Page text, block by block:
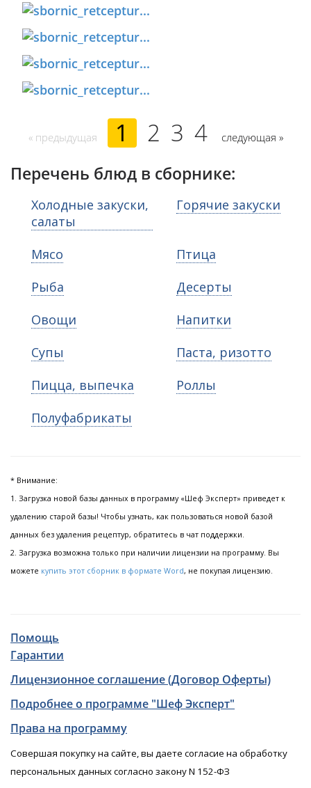
« предыдущая 1 2 3 4 следующая »
Перечень блюд в сборнике:
Холодные закуски,
салаты
Горячие закуски
Мясо
Птица
Рыба
Десерты
Овощи
Напитки
Супы
Паста, ризотто
Пицца, выпечка
Роллы
Полуфабрикаты
* Внимание:
1. Загрузка новой базы данных в программу «Шеф Эксперт» приведет к
удалению старой базы! Чтобы узнать, как пользоваться новой базой
данных без удаления рецептур, обратитесь в чат поддержки.
2. Загрузка возможна только при наличии лицензии на программу. Вы
можете купить этот сборник в формате Word, не покупая лицензию.
Помощь
Гарантии
Лицензионное соглашение (Договор Оферты)
Подробнее о программе "Шеф Эксперт"
Права на программу
Совершая покупку на сайте, вы даете согласие на обработку
персональных данных согласно закону N 152-ФЗ